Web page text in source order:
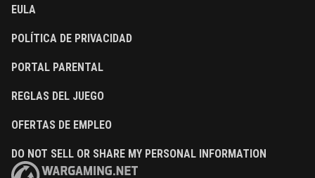
EULA
POLÍTICA DE PRIVACIDAD
PORTAL PARENTAL
REGLAS DEL JUEGO
OFERTAS DE EMPLEO
DO NOT SELL OR SHARE MY PERSONAL INFORMATION